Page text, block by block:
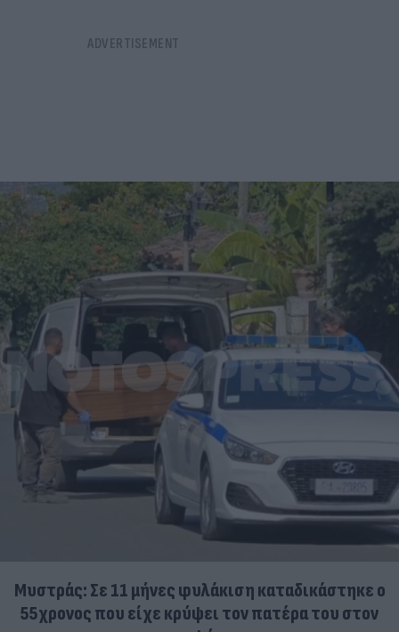
Μυστράς: Σε 11 μήνες φυλάκιση καταδικάστηκε ο
55χρονος που είχε κρύψει τον πατέρα του στον